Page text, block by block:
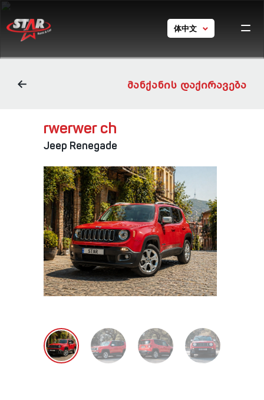
EN
体中文
ᲛᲐᲜᲥᲐᲜᲘᲡ ᲓᲐᲥᲘᲠᲐᲕᲔᲑᲐ
rwerwer ch
Jeep Renegade